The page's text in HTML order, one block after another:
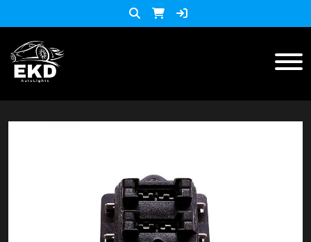
ACCESORIOS MOTO
accesorios para celulares